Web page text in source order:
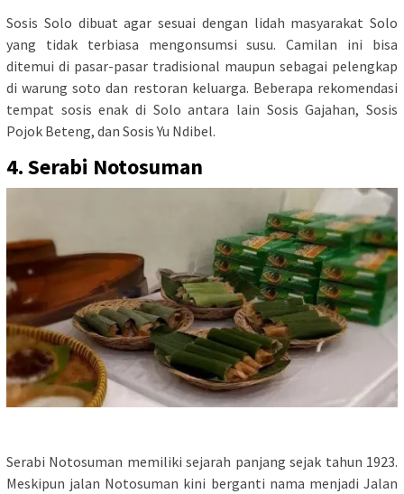
Sosis Solo dibuat agar sesuai dengan lidah masyarakat Solo
yang tidak terbiasa mengonsumsi susu. Camilan ini bisa
ditemui di pasar-pasar tradisional maupun sebagai pelengkap
di warung soto dan restoran keluarga. Beberapa rekomendasi
tempat sosis enak di Solo antara lain Sosis Gajahan, Sosis
Pojok Beteng, dan Sosis Yu Ndibel.
4. Serabi Notosuman
Serabi Notosuman memiliki sejarah panjang sejak tahun 1923.
Meskipun jalan Notosuman kini berganti nama menjadi Jalan